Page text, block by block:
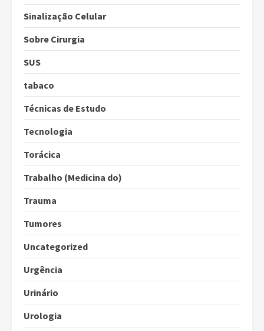
Sinalização Celular
Sobre Cirurgia
SUS
tabaco
Técnicas de Estudo
Tecnologia
Torácica
Trabalho (Medicina do)
Trauma
Tumores
Uncategorized
Urgência
Urinário
Urologia